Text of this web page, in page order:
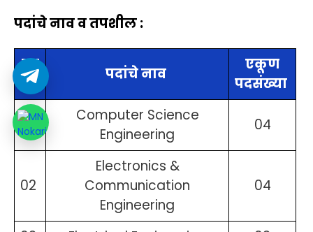
पदांचे नाव व तपशील :
पद
क्र.
पदांचे नाव
एकूण
पदसंख्या
01
Computer Science
Engineering
04
02
Electronics &
Communication
Engineering
04